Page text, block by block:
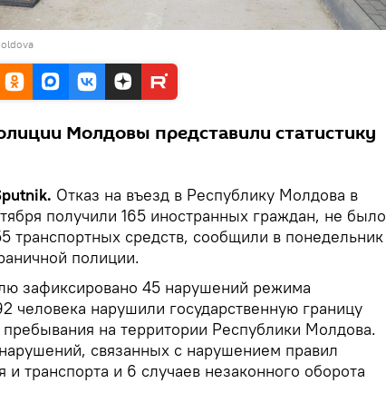
Молдовы представили статистику
Отказ на въезд в Республику Молдова в
получили 165 иностранных граждан, не было
транспортных средств, сообщили в понедельник
полиции.
зафиксировано 45 нарушений режима
человека нарушили государственную границу
на территории Республики Молдова.
связанных с нарушением правил
транспорта и 6 случаев незаконного оборота